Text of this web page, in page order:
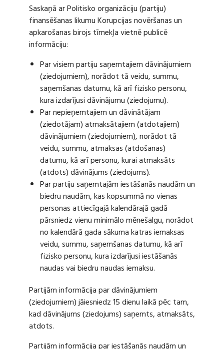
Saskaņā ar Politisko organizāciju (partiju)
finansēšanas likumu Korupcijas novēršanas un
apkarošanas birojs tīmekļa vietnē publicē
informāciju:
Par visiem partiju saņemtajiem dāvinājumiem
(ziedojumiem), norādot tā veidu, summu,
saņemšanas datumu, kā arī fizisko personu,
kura izdarījusi dāvinājumu (ziedojumu).
Par nepieņemtajiem un dāvinātājam
(ziedotājam) atmaksātajiem (atdotajiem)
dāvinājumiem (ziedojumiem), norādot tā
veidu, summu, atmaksas (atdošanas)
datumu, kā arī personu, kurai atmaksāts
(atdots) dāvinājums (ziedojums).
Par partiju saņemtajām iestāšanās naudām un
biedru naudām, kas kopsummā no vienas
personas attiecīgajā kalendārajā gadā
pārsniedz vienu minimālo mēnešalgu, norādot
no kalendārā gada sākuma katras iemaksas
veidu, summu, saņemšanas datumu, kā arī
fizisko personu, kura izdarījusi iestāšanās
naudas vai biedru naudas iemaksu.
Partijām informācija par dāvinājumiem
(ziedojumiem) jāiesniedz 15 dienu laikā pēc tam,
kad dāvinājums (ziedojums) saņemts, atmaksāts,
atdots.
Partijām informācija par iestāšanās naudām un